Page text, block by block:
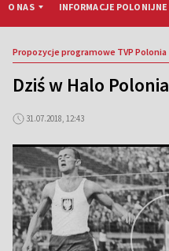
O NAS INFORMACJE POLONIJNE
Propozycje programowe TVP Polonia
Dziś w Halo Polonia
31.07.2018, 12:43